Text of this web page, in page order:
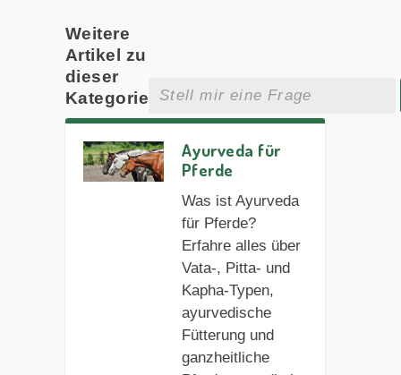
Weitere
Artikel zu
dieser
Kategorie
Ayurveda für
Pferde
Was ist Ayurveda
für Pferde?
Erfahre alles über
Vata-, Pitta- und
Kapha-Typen,
ayurvedische
Fütterung und
ganzheitliche